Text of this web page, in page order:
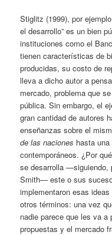
Stiglitz (1999), por
el desarrollo” es un bien
instituciones como el
tienen características de
producidas, su costo de
lleva a dicho autor a
mercado, problema que
pública. Sin embargo, el
gran cantidad de autores
enseñanzas sobre el
de las naciones hasta
contemporáneos. ¿Por
se desarrolla —siguiendo,
Smith— este o sus
implementaron esas
otros términos: una vez
nadie parece que les va
propuestas y el mercado